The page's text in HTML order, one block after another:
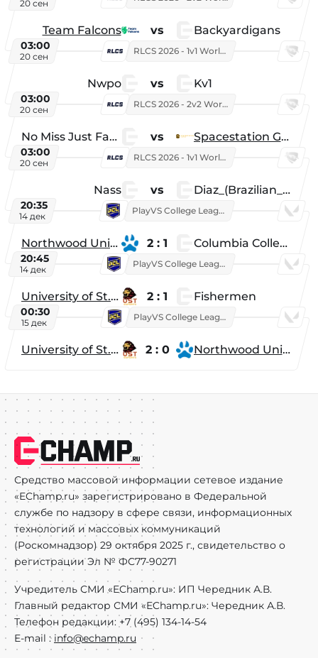
20 сен
Team Falcons vs Backyardigans
03:00
20 сен
RLCS 2026 - 1v1 World Championship
Nwpo vs Kv1
03:00
20 сен
RLCS 2026 - 2v2 World Championship
No Miss Just Fake vs Spacestation Gaming
03:00
20 сен
RLCS 2026 - 1v1 World Championship
Nass vs Diaz_(Brazilian_Player)
20:35
14 дек
PlayVS College League 2025: Fall
Northwood University 2 : 1 Columbia College
20:45
14 дек
PlayVS College League 2025: Fall
University of St. Thomas 2 : 1 Fishermen
00:30
15 дек
PlayVS College League 2025: Fall
University of St. Thomas 2 : 0 Northwood University
Средство массовой информации сетевое издание
«EChamp.ru» зарегистрировано в Федеральной
службе по надзору в сфере связи, информационных
технологий и массовых коммуникаций
(Роскомнадзор) 29 октября 2025 г., свидетельство о
регистрации Эл № ФС77-90271
Учредитель СМИ «EChamp.ru»: ИП Чередник А.В.
Главный редактор СМИ «EChamp.ru»: Чередник А.В.
Телефон редакции: +7 (495) 134-14-54
E-mail : info@echamp.ru